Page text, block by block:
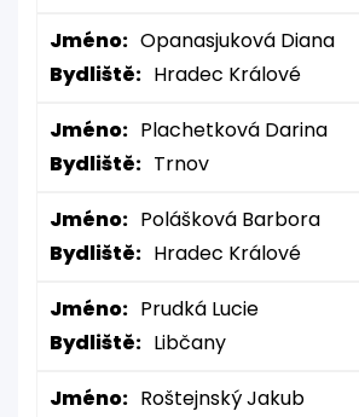
Jméno: Opanasjuková Diana
Bydliště: Hradec Králové
Jméno: Plachetková Darina
Bydliště: Trnov
Jméno: Polášková Barbora
Bydliště: Hradec Králové
Jméno: Prudká Lucie
Bydliště: Libčany
Jméno: Roštejnský Jakub